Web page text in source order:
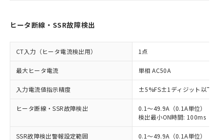
ヒータ断線・SSR故障検出
CT入力（ヒータ電流検出用） 1点
最大ヒータ電流 単相 AC50A
入力電流値指示精度 ±5%FS±1ディジット以下
ヒータ断線・SSR故障検出
0.1～49.9A（0.1A単位）
検出最小ON時間: 100ms（
SSR故障検出警報設定範囲
0.1～49.9A（0.1A単位）